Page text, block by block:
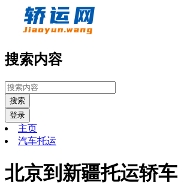
搜索内容
搜索
登录
主页
汽车托运
北京到新疆托运轿车